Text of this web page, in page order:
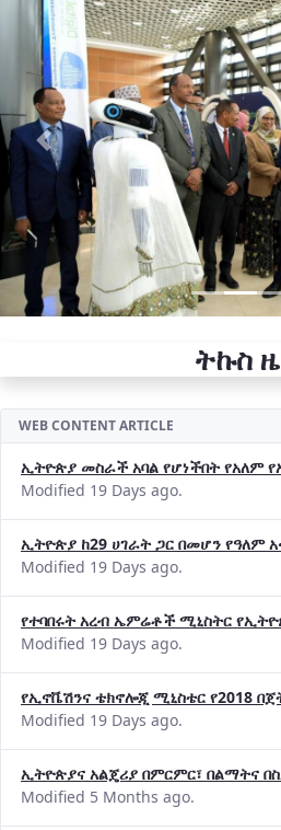
Previous
ትኩስ
WEB CONTENT ARTICLE
ኢትዮጵያ መስራች አባል የሆነችበት የአለም
Modified 19 Days ago.
ኢትዮጵያ ከ29 ሀገራት ጋር በመሆን የዓለም
Modified 19 Days ago.
የተባበሩት አረብ ኤምሬቶች ሚኒስትር
Modified 19 Days ago.
የኢኖቬሽንና ቴክኖሎጂ ሚኒስቴር የ2018
Modified 19 Days ago.
ኢትዮጵያና አልጄሪያ በምርምር፣ በልማትና
Modified 5 Months ago.